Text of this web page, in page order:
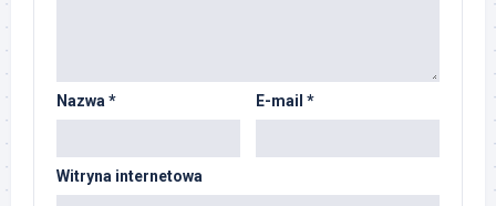
Nazwa* E-mail *
Witryna internetowa